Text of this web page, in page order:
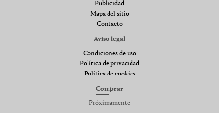
Publicidad
Mapa del sitio
Contacto
Aviso legal
Condiciones de uso
Política de privacidad
Política de cookies
Comprar
Próximamente